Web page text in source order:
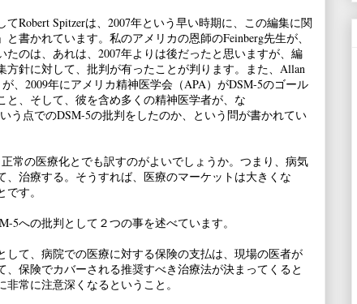
Robert Spitzerは、2007年という早い時期に、この編集に関
書かれています。私のアメリカの恩師のFeinberg先生が、
たのは、あれは、2007年よりは後だったと思いますが、編
方針に対して、批判が有ったことが判ります。また、Allan
、2009年にアメリカ精神医学会（APA）がDSM-5のゴール
と、そして、彼を含め多くの精神医学者が、な
う点でのDSM-5の批判をしたのか、という問が書かれてい
常の医療化とでも訳すのがよいでしょうか。つまり、病気
、治療する。そうすれば、医療のマーケットは大きくな
す。
5への批判として２つの事を述べています。
して、病院での医療に対する保険の支払は、現場の医者が
保険でカバーされる推奨すべき治療法が決まってくると
常に注意深くなるということ。